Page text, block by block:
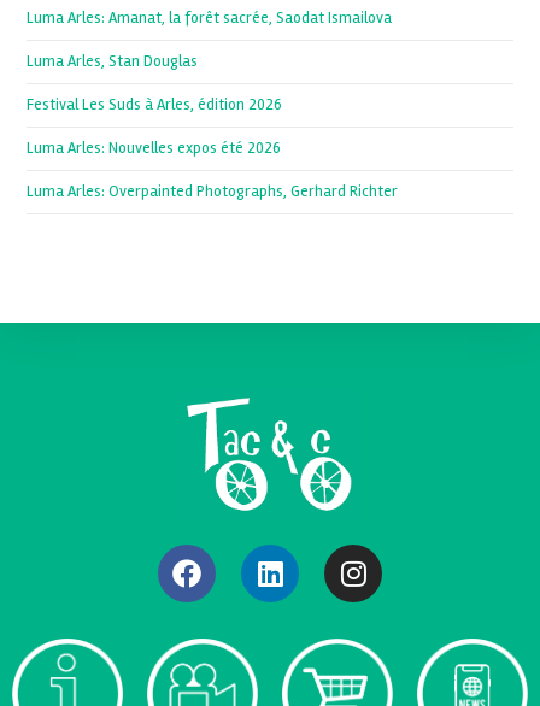
Luma Arles: Amanat, la forêt sacrée, Saodat Ismailova
Luma Arles, Stan Douglas
Festival Les Suds à Arles, édition 2026
Luma Arles: Nouvelles expos été 2026
Luma Arles: Overpainted Photographs, Gerhard Richter